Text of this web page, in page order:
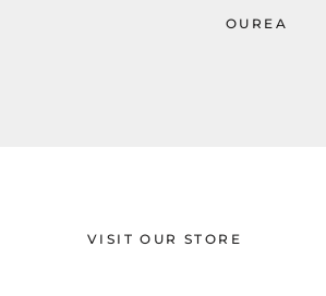
OUREA
VISIT OUR STORE